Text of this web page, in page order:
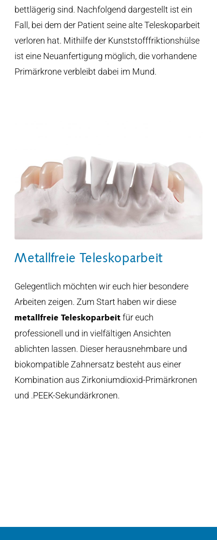
bettlägerig sind. Nachfolgend dargestellt ist ein
Fall, bei dem der Patient seine alte Teleskoparbeit
verloren hat. Mithilfe der Kunststofffriktionshülse
ist eine Neuanfertigung möglich, die vorhandene
Primärkrone verbleibt dabei im Mund.
Metallfreie Teleskoparbeit
Gelegentlich möchten wir euch hier besondere
Arbeiten zeigen. Zum Start haben wir diese
metallfreie Teleskoparbeitfür euch
professionell und in vielfältigen Ansichten
ablichten lassen. Dieser herausnehmbare und
biokompatible Zahnersatz besteht aus einer
Kombination aus Zirkoniumdioxid-Primärkronen
und .PEEK-Sekundärkronen.